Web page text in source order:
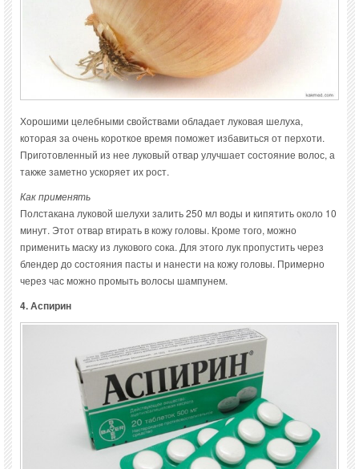
Хорошими целебными свойствами обладает луковая шелуха,
которая за очень короткое время поможет избавиться от перхоти.
Приготовленный из нее луковый отвар улучшает состояние волос, а
также заметно ускоряет их рост.
Как применять
Полстакана луковой шелухи залить 250 мл воды и кипятить около 10
минут. Этот отвар втирать в кожу головы. Кроме того, можно
применить маску из лукового сока. Для этого лук пропустить через
блендер до состояния пасты и нанести на кожу головы. Примерно
через час можно промыть волосы шампунем.
4. Аспирин